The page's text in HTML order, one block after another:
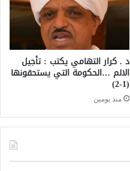
د . كرار التهامي يكتب : تأجيل
الالم …الحكومة التي يستحقونها
(1-2)
منذ يومين